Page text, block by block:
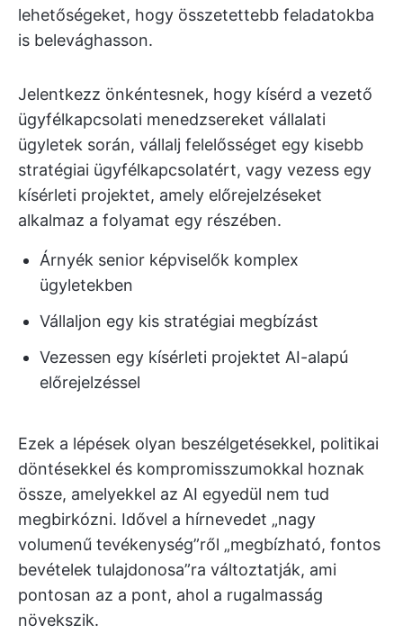
lehetőségeket, hogy összetettebb feladatokba
is belevághasson.
Jelentkezz önkéntesnek, hogy kísérd a vezető
ügyfélkapcsolati menedzsereket vállalati
ügyletek során, vállalj felelősséget egy kisebb
stratégiai ügyfélkapcsolatért, vagy vezess egy
kísérleti projektet, amely előrejelzéseket
alkalmaz a folyamat egy részében.
Árnyék senior képviselők komplex
ügyletekben
Vállaljon egy kis stratégiai megbízást
Vezessen egy kísérleti projektet AI-alapú
előrejelzéssel
Ezek a lépések olyan beszélgetésekkel, politikai
döntésekkel és kompromisszumokkal hoznak
össze, amelyekkel az AI egyedül nem tud
megbirkózni. Idővel a hírnevedet „nagy
volumenű tevékenység”ről „megbízható, fontos
bevételek tulajdonosa”ra változtatják, ami
pontosan az a pont, ahol a rugalmasság
növekszik.